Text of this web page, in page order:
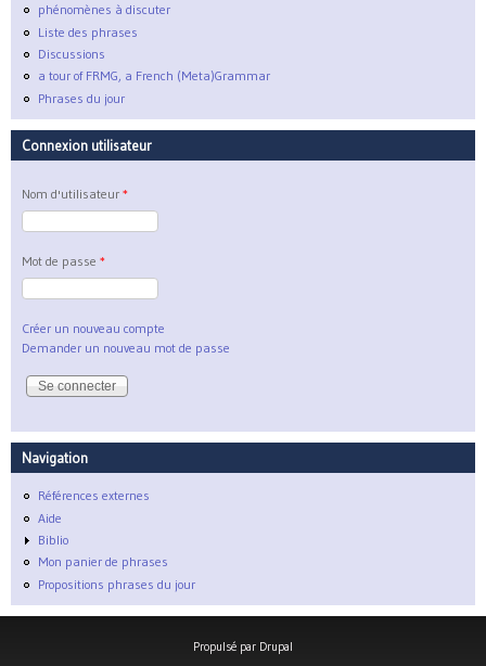
phénomènes à discuter
Liste des phrases
Discussions
a tour of FRMG, a French (Meta)Grammar
Phrases du jour
Connexion utilisateur
Nom d'utilisateur *
Mot de passe *
Créer un nouveau compte
Demander un nouveau mot de passe
Navigation
Références externes
Aide
Biblio
Mon panier de phrases
Propositions phrases du jour
Propulsé par Drupal